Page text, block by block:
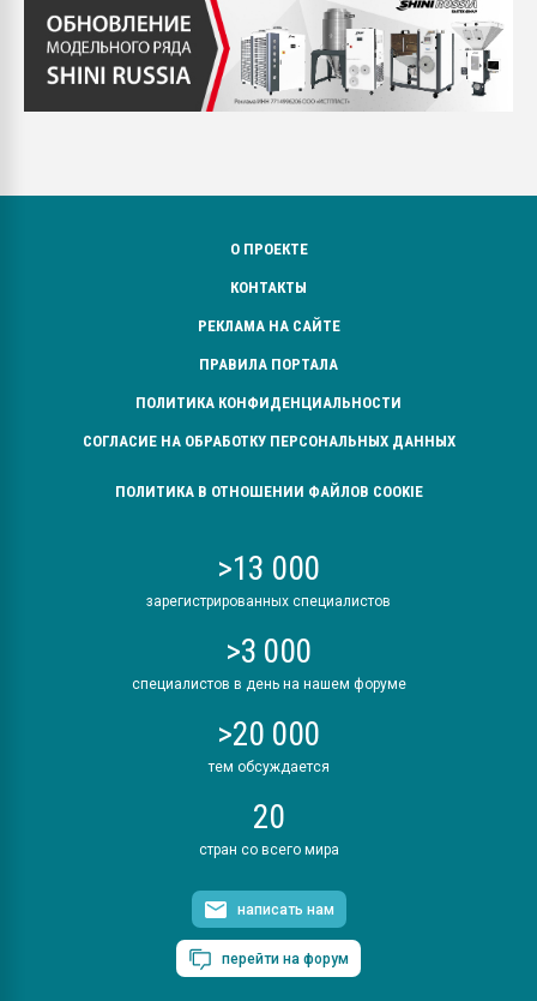
О ПРОЕКТЕ
КОНТАКТЫ
РЕКЛАМА НА САЙТЕ
ПРАВИЛА ПОРТАЛА
ПОЛИТИКА КОНФИДЕНЦИАЛЬНОСТИ
СОГЛАСИЕ НА ОБРАБОТКУ ПЕРСОНАЛЬНЫХ ДАННЫХ
ПОЛИТИКА В ОТНОШЕНИИ ФАЙЛОВ COOKIE
>13 000
зарегистрированных специалистов
>3 000
специалистов в день на нашем форуме
>20 000
тем обсуждается
20
стран со всего мира
написать нам
перейти на форум